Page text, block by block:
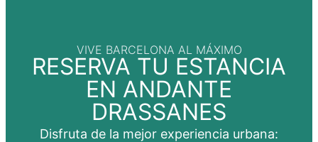
VIVE BARCELONA AL MÁXIMO
RESERVA TU ESTANCIA
EN ANDANTE
DRASSANES
Disfruta de la mejor experiencia urbana: